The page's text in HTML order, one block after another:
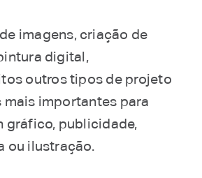
imagens, criação de
digital,
outros tipos de projeto
mais importantes para
gráfico, publicidade,
ou ilustração.